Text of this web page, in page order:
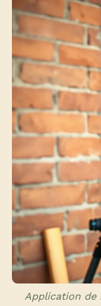
Application de